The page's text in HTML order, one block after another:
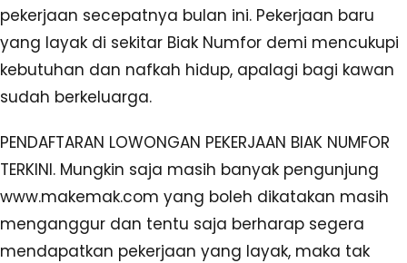
pekerjaan secepatnya bulan ini. Pekerjaan baru
yang layak di sekitar Biak Numfor demi mencukupi
kebutuhan dan nafkah hidup, apalagi bagi kawan
sudah berkeluarga.
PENDAFTARAN LOWONGAN PEKERJAAN BIAK NUMFOR
TERKINI. Mungkin saja masih banyak pengunjung
www.makemak.com yang boleh dikatakan masih
menganggur dan tentu saja berharap segera
mendapatkan pekerjaan yang layak, maka tak